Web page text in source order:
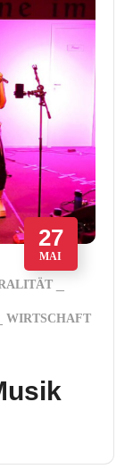
27
MAI
WIRTSCHAFT